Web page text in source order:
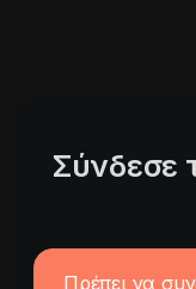
Σύνδεσε
Πρέπει να